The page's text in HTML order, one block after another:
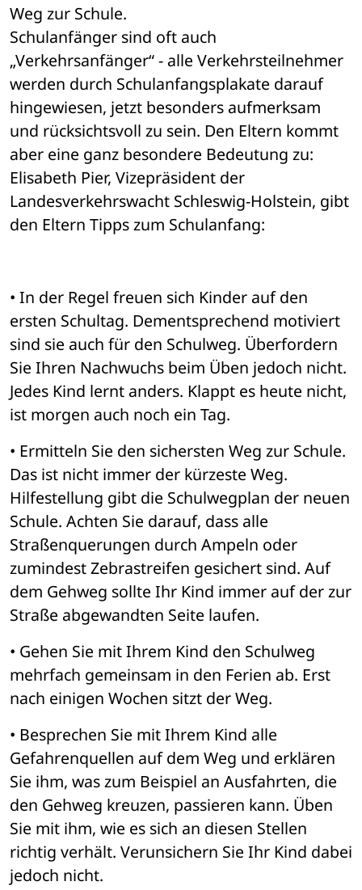
Weg zur Schule.
Schulanfänger sind oft auch
„Verkehrsanfänger“ - alle Verkehrsteilnehmer
werden durch Schulanfangsplakate darauf
hingewiesen, jetzt besonders aufmerksam
und rücksichtsvoll zu sein. Den Eltern kommt
aber eine ganz besondere Bedeutung zu:
Elisabeth Pier, Vizepräsident der
Landesverkehrswacht Schleswig-Holstein, gibt
den Eltern Tipps zum Schulanfang:
• In der Regel freuen sich Kinder auf den
ersten Schultag. Dementsprechend motiviert
sind sie auch für den Schulweg. Überfordern
Sie Ihren Nachwuchs beim Üben jedoch nicht.
Jedes Kind lernt anders. Klappt es heute nicht,
ist morgen auch noch ein Tag.
• Ermitteln Sie den sichersten Weg zur Schule.
Das ist nicht immer der kürzeste Weg.
Hilfestellung gibt die Schulwegplan der neuen
Schule. Achten Sie darauf, dass alle
Straßenquerungen durch Ampeln oder
zumindest Zebrastreifen gesichert sind. Auf
dem Gehweg sollte Ihr Kind immer auf der zur
Straße abgewandten Seite laufen.
• Gehen Sie mit Ihrem Kind den Schulweg
mehrfach gemeinsam in den Ferien ab. Erst
nach einigen Wochen sitzt der Weg.
• Besprechen Sie mit Ihrem Kind alle
Gefahrenquellen auf dem Weg und erklären
Sie ihm, was zum Beispiel an Ausfahrten, die
den Gehweg kreuzen, passieren kann. Üben
Sie mit ihm, wie es sich an diesen Stellen
richtig verhält. Verunsichern Sie Ihr Kind dabei
jedoch nicht.